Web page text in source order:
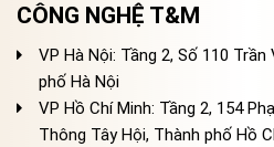
CÔNG NGHỆ T&M
VP Hà Nội: Tầng 2, Số 110 Trần
phố Hà Nội
VP Hồ Chí Minh: Tầng 2, 154
Thông Tây Hội, Thành phố Hồ